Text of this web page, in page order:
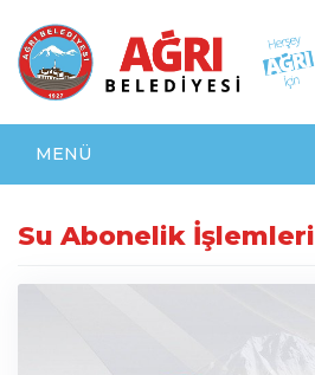
MENÜ
Su Abonelik İşlemleri